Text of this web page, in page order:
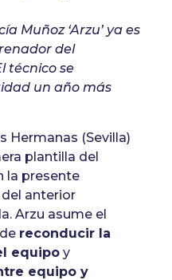
Muñoz ‘Arzu’ ya es
del
técnico se
un año más
Hermanas (Sevilla)
plantilla del
la presente
anterior
Arzu asume el
reconducir la
equipo y
equipo y